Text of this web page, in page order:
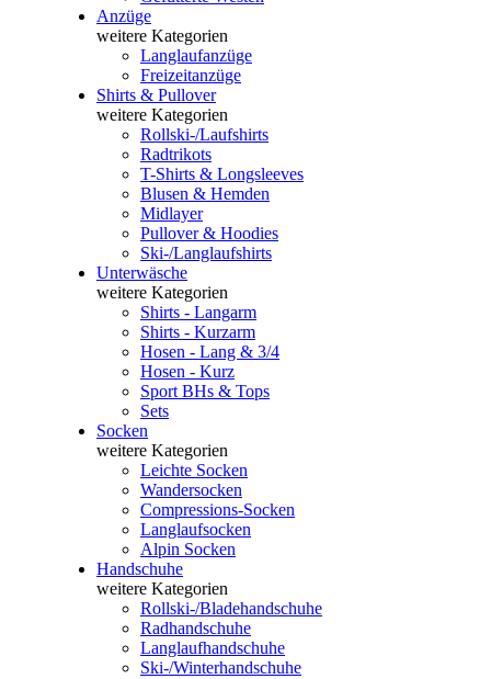
Anzüge
weitere Kategorien
Langlaufanzüge
Freizeitanzüge
Shirts & Pullover
weitere Kategorien
Rollski-/Laufshirts
Radtrikots
T-Shirts & Longsleeves
Blusen & Hemden
Midlayer
Pullover & Hoodies
Ski-/Langlaufshirts
Unterwäsche
weitere Kategorien
Shirts - Langarm
Shirts - Kurzarm
Hosen - Lang & 3/4
Hosen - Kurz
Sport BHs & Tops
Sets
Socken
weitere Kategorien
Leichte Socken
Wandersocken
Compressions-Socken
Langlaufsocken
Alpin Socken
Handschuhe
weitere Kategorien
Rollski-/Bladehandschuhe
Radhandschuhe
Langlaufhandschuhe
Ski-/Winterhandschuhe